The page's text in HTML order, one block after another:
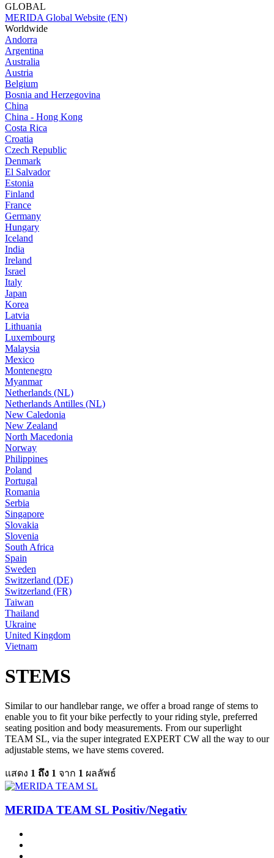
GLOBAL
MERIDA Global Website (EN)
Worldwide
Andorra
Argentina
Australia
Austria
Belgium
Bosnia and Herzegovina
China
China - Hong Kong
Costa Rica
Croatia
Czech Republic
Denmark
El Salvador
Estonia
Finland
France
Germany
Hungary
Iceland
India
Ireland
Israel
Italy
Japan
Korea
Latvia
Lithuania
Luxembourg
Malaysia
Mexico
Montenegro
Myanmar
Netherlands (NL)
Netherlands Antilles (NL)
New Caledonia
New Zealand
North Macedonia
Norway
Philippines
Poland
Portugal
Romania
Serbia
Singapore
Slovakia
Slovenia
South Africa
Spain
Sweden
Switzerland (DE)
Switzerland (FR)
Taiwan
Thailand
Ukraine
United Kingdom
Vietnam
STEMS
Similar to our handlebar range, we offer a broad range of stems to
enable you to fit your bike perfectly to your riding style, preferred
seating position and body measurements. From our superlight
TEAM SL, via the super integrated EXPERT CW all the way to our
adjustable stems, we have stems covered.
แสดง 1 ถึง 1 จาก 1 ผลลัพธ์
MERIDA TEAM SL Positiv/Negativ